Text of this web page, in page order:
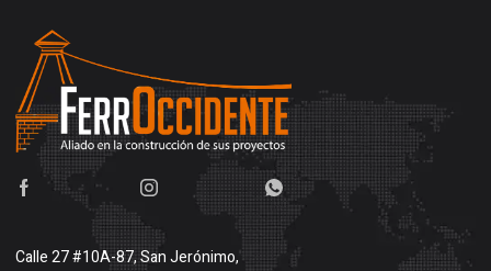
Calle 27 #10A-87, San Jerónimo,